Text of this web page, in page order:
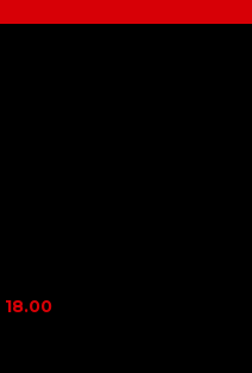
18.00